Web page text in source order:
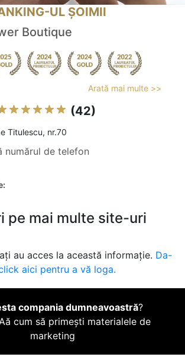
UL ȘOIMII
Boutique
Arată mai multe >>
(42)
Titulescu, nr.70
numărul de telefon
pe mai multe site-uri
au acces la această informație. Da-
aici pentru a vă loga.
compania dumneavoastră?
cum să primești materialele de
marketing